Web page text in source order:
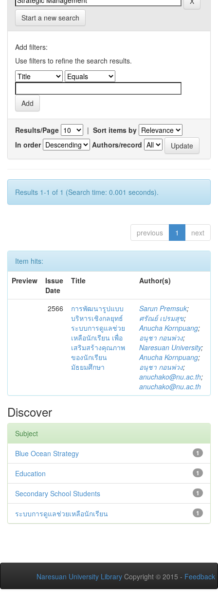
Start a new search
Add filters:
Use filters to refine the search results.
Results/Page | Sort items by
In order
Authors/record
Results 1-1 of 1 (Search time: 0.001 seconds).
previous 1 next
Item hits:
Preview
Issue
Date
Title Author(s)
2566
การพัฒนารูปแบบ
บริหารเชิงกลยุทธ์
ระบบการดูแลช่วย
เหลือนักเรียน เพื่อ
เสริมสร้างคุณภาพ
ของนักเรียน
มัธยมศึกษา
Sarun Premsuk;
ศรัณย์ เปรมสุข;
Anucha Kornpuang;
อนุชา กอนพ่วง;
Naresuan University;
Anucha Kornpuang;
อนุชา กอนพ่วง;
anuchako@nu.ac.th;
anuchako@nu.ac.th
Discover
Subject
1
Blue Ocean Strategy
1
Education
1
Secondary School Students
1
ระบบการดูแลช่วยเหลือนักเรียน
Naresuan University Library Copyright © 2015 - Feedback